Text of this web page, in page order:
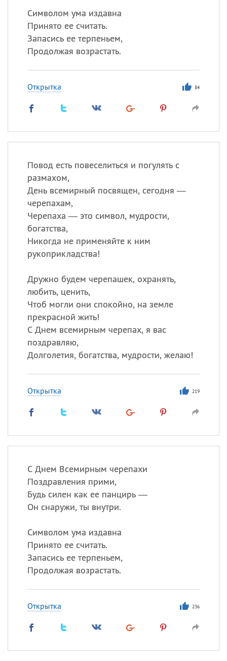
Символом ума издавна
Принято ее считать.
Запасись ее терпеньем,
Продолжая возрастать.
Открытка 84
Повод есть повеселиться и погулять с
размахом,
День всемирный посвящен, сегодня —
черепахам,
Черепаха — это символ, мудрости,
богатства,
Никогда не применяйте к ним
рукоприкладства!
Дружно будем черепашек, охранять,
любить, ценить,
Чтоб могли они спокойно, на земле
прекрасной жить!
С Днем всемирным черепах, я вас
поздравляю,
Долголетия, богатства, мудрости, желаю!
Открытка 219
С Днем Всемирным черепахи
Поздравления прими,
Будь силен как ее панцирь —
Он снаружи, ты внутри.
Символом ума издавна
Принято ее считать.
Запасись ее терпеньем,
Продолжая возрастать.
Открытка 236